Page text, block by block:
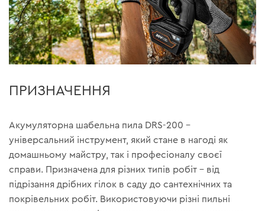
ПРИЗНАЧЕННЯ
Акумуляторна шабельна пила DRS-200 –
універсальний інструмент, який стане в нагоді як
домашньому майстру, так і професіоналу своєї
справи. Призначена для різних типів робіт – від
підрізання дрібних гілок в саду до сантехнічних та
покрівельних робіт. Використовуючи різні пильні